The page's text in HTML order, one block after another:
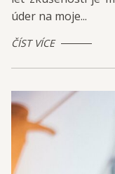
úder na moje...
ČÍST VÍCE